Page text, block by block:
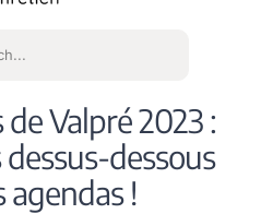
?
Valpré 2023 :
dessous
!